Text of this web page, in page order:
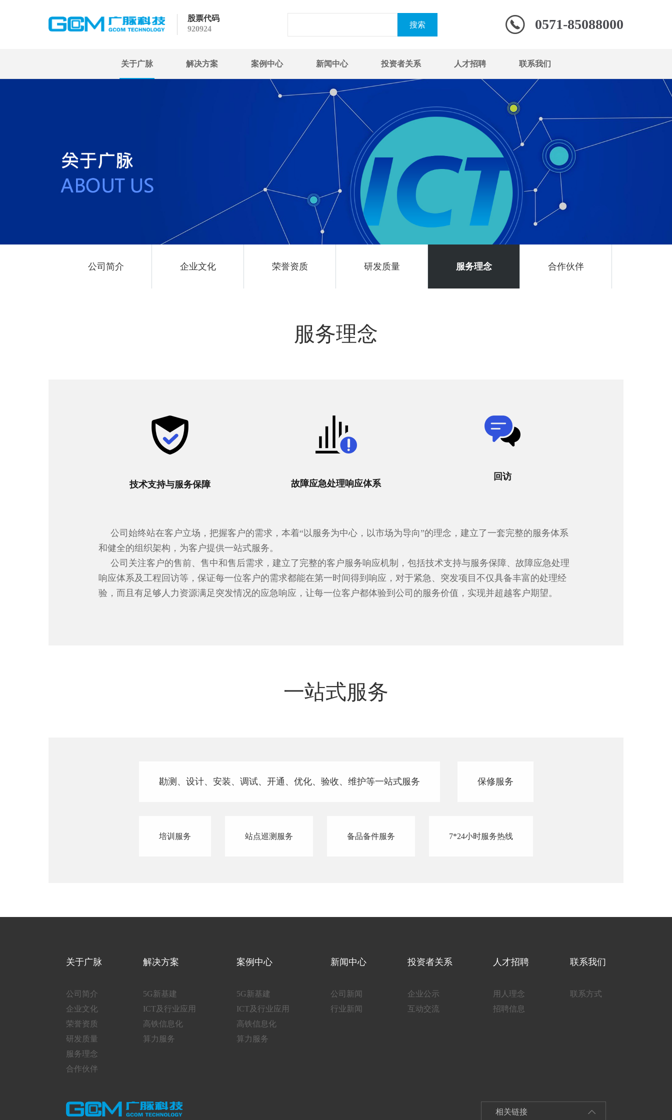
股票代码
920924
0571-85088000
关于广脉 解决方案 案例中心 新闻中心 投资者关系 人才招聘 联系我们
公司简介 企业文化 荣誉资质 研发质量 服务理念 合作伙伴
服务理念
技术支持与服务保障 故障应急处理响应体系
回访
公司始终站在客户立场，把握客户的需求，本着“以服务为中心，以市场为导向”的理念，建立了一套完整的服务体系
和健全的组织架构，为客户提供一站式服务。
公司关注客户的售前、售中和售后需求，建立了完整的客户服务响应机制，包括技术支持与服务保障、故障应急处理
响应体系及工程回访等，保证每一位客户的需求都能在第一时间得到响应，对于紧急、突发项目不仅具备丰富的处理经
验，而且有足够人力资源满足突发情况的应急响应，让每一位客户都体验到公司的服务价值，实现并超越客户期望。
一站式服务
勘测、设计、安装、调试、开通、优化、验收、维护等一站式服务 保修服务
培训服务 站点巡测服务 备品备件服务 7*24小时服务热线
关于广脉
公司简介
企业文化
荣誉资质
研发质量
服务理念
合作伙伴
解决方案
5G新基建
ICT及行业应用
高铁信息化
算力服务
案例中心
5G新基建
ICT及行业应用
高铁信息化
算力服务
新闻中心
公司新闻
行业新闻
投资者关系
企业公示
互动交流
人才招聘
用人理念
招聘信息
联系我们
联系方式